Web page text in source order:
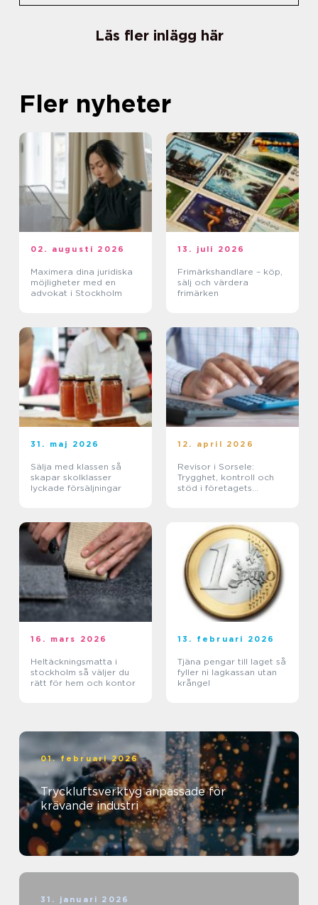
Läs fler inlägg här
Fler nyheter
02. augusti 2026
Maximera dina juridiska
möjligheter med en
advokat i Stockholm
13. juli 2026
Frimärkshandlare – köp,
sälj och värdera
frimärken
31. maj 2026
Sälja med klassen så
skapar skolklasser
lyckade försäljningar
12. april 2026
Revisor i Sorsele:
Trygghet, kontroll och
stöd i företagets
16. mars 2026
Heltäckningsmatta i
stockholm så väljer du
rätt för hem och kontor
13. februari 2026
Tjäna pengar till laget så
fyller ni lagkassan utan
krångel
01. februari 2026
Tryckluftsverktyg anpassade för
krävande industri
31. januari 2026